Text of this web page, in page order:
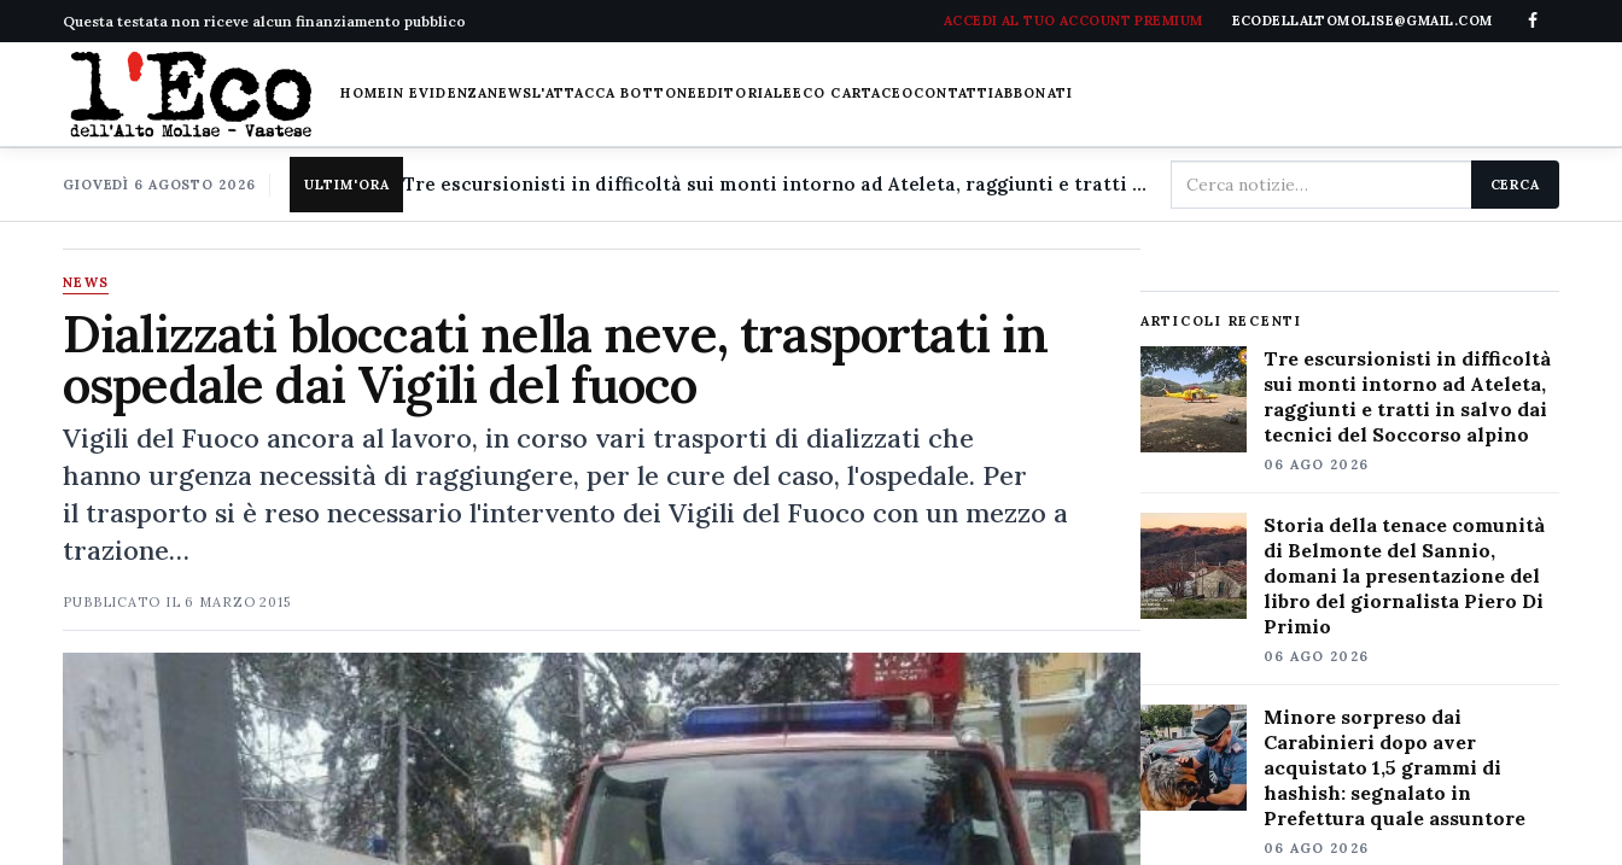
Questa testata non riceve alcun finanziamento pubblico ACCEDI AL TUO ACCOUNT PREMIUM ECODELLALTOMOLISE@GMAIL.COM
HOMEIN EVIDENZANEWSL'ATTACCA BOTTONEEDITORIALEECO CARTACEOCONTATTIABBONATI
GIOVEDÌ 6 AGOSTO 2026 ULTIM'ORA Tre escursionisti in difficoltà sui monti intorno ad Ateleta, raggiunti e tratti in salvo dai tecnici del Soccorso alpino
Cerca
nel
CERCA
NEWS
Dializzati bloccati nella neve, trasportati in
ospedale dai Vigili del fuoco
Vigili del Fuoco ancora al lavoro, in corso vari trasporti di dializzati che
hanno urgenza necessità di raggiungere, per le cure del caso, l'ospedale. Per
il trasporto si è reso necessario l'intervento dei Vigili del Fuoco con un mezzo a
trazione…
PUBBLICATO IL 6 MARZO 2015
ARTICOLI RECENTI
Tre escursionisti in difficoltà
sui monti intorno ad Ateleta,
raggiunti e tratti in salvo dai
tecnici del Soccorso alpino
06 AGO 2026
Storia della tenace comunità
di Belmonte del Sannio,
domani la presentazione del
libro del giornalista Piero Di
Primio
06 AGO 2026
Minore sorpreso dai
Carabinieri dopo aver
acquistato 1,5 grammi di
hashish: segnalato in
Prefettura quale assuntore
06 AGO 2026